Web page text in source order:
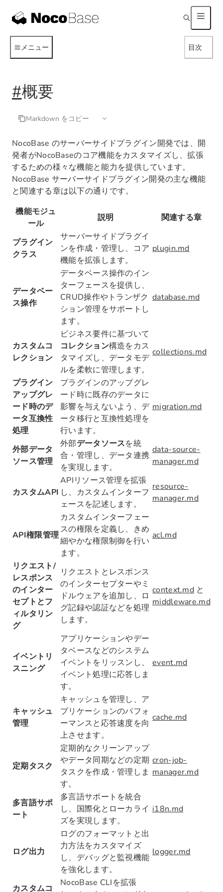
メニュー 目次
#概要
Markdown をコピー
NocoBase のサーバーサイドプラグイン開発では、開
発者がNocoBaseのコア機能をカスタマイズし、拡張
するための様々な機能と能力を提供しています。
NocoBase サーバーサイドプラグイン開発の主な機能
と関連する章は以下の通りです。
機能モジュ
ール
説明 関連する章
プラグイン
クラス
サーバーサイドプラグイ
ンを作成・管理し、コア
機能を拡張します。
plugin.md
データベー
ス操作
データベース操作のイン
ターフェースを提供し、
CRUD操作やトランザク
ション管理をサポートし
ます。
database.md
カスタムコ
レクション
ビジネス要件に基づいて
コレクション構造をカス
タマイズし、データモデ
ルを柔軟に管理します。
collections.md
プラグイン
アップグレ
ード時のデ
ータ互換性
処理
プラグインのアップグレ
ード時に既存のデータに
影響を与えないよう、デ
ータ移行と互換性処理を
行います。
migration.md
外部データ
ソース管理
外部データソースを統
合・管理し、データ連携
を実現します。
data-source-
manager.md
カスタムAPI
APIリソース管理を拡張
し、カスタムインターフ
ェースを記述します。
resource-
manager.md
API権限管理
カスタムインターフェー
スの権限を定義し、きめ
細やかな権限制御を行い
ます。
acl.md
リクエスト/
レスポンス
のインター
セプトとフ
ィルタリン
グ
リクエストとレスポンス
のインターセプターやミ
ドルウェアを追加し、ロ
グ記録や認証などを処理
します。
context.md と
middleware.md
イベントリ
スニング
アプリケーションやデー
タベースなどのシステム
イベントをリッスンし、
イベント処理に応答しま
す。
event.md
キャッシュ
管理
キャッシュを管理し、ア
プリケーションのパフォ
ーマンスと応答速度を向
上させます。
cache.md
定期タスク
定期的なクリーンアップ
やデータ同期などの定期
タスクを作成・管理しま
す。
cron-job-
manager.md
多言語サポ
ート
多言語サポートを統合
し、国際化とローカライ
ズを実現します。
i18n.md
ログ出力
ログのフォーマットと出
力方法をカスタマイズ
し、デバッグと監視機能
を強化します。
logger.md
カスタムコ
NocoBase CLIを拡張